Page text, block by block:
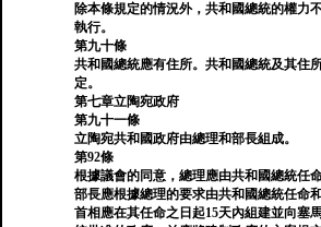
除本條規定的情況外，共和國總統的權力
執行。
第九十條
共和國總統應有住所。共和國總統及其住
定。
第七章立陶宛政府
第九十一條
立陶宛共和國政府由總理和部長組成。
第92條
根據議會的同意，總理應由共和國總統任命
部長應根據總理的要求由共和國總統任命和
首相應在其任命之日起15天內組建並向塞